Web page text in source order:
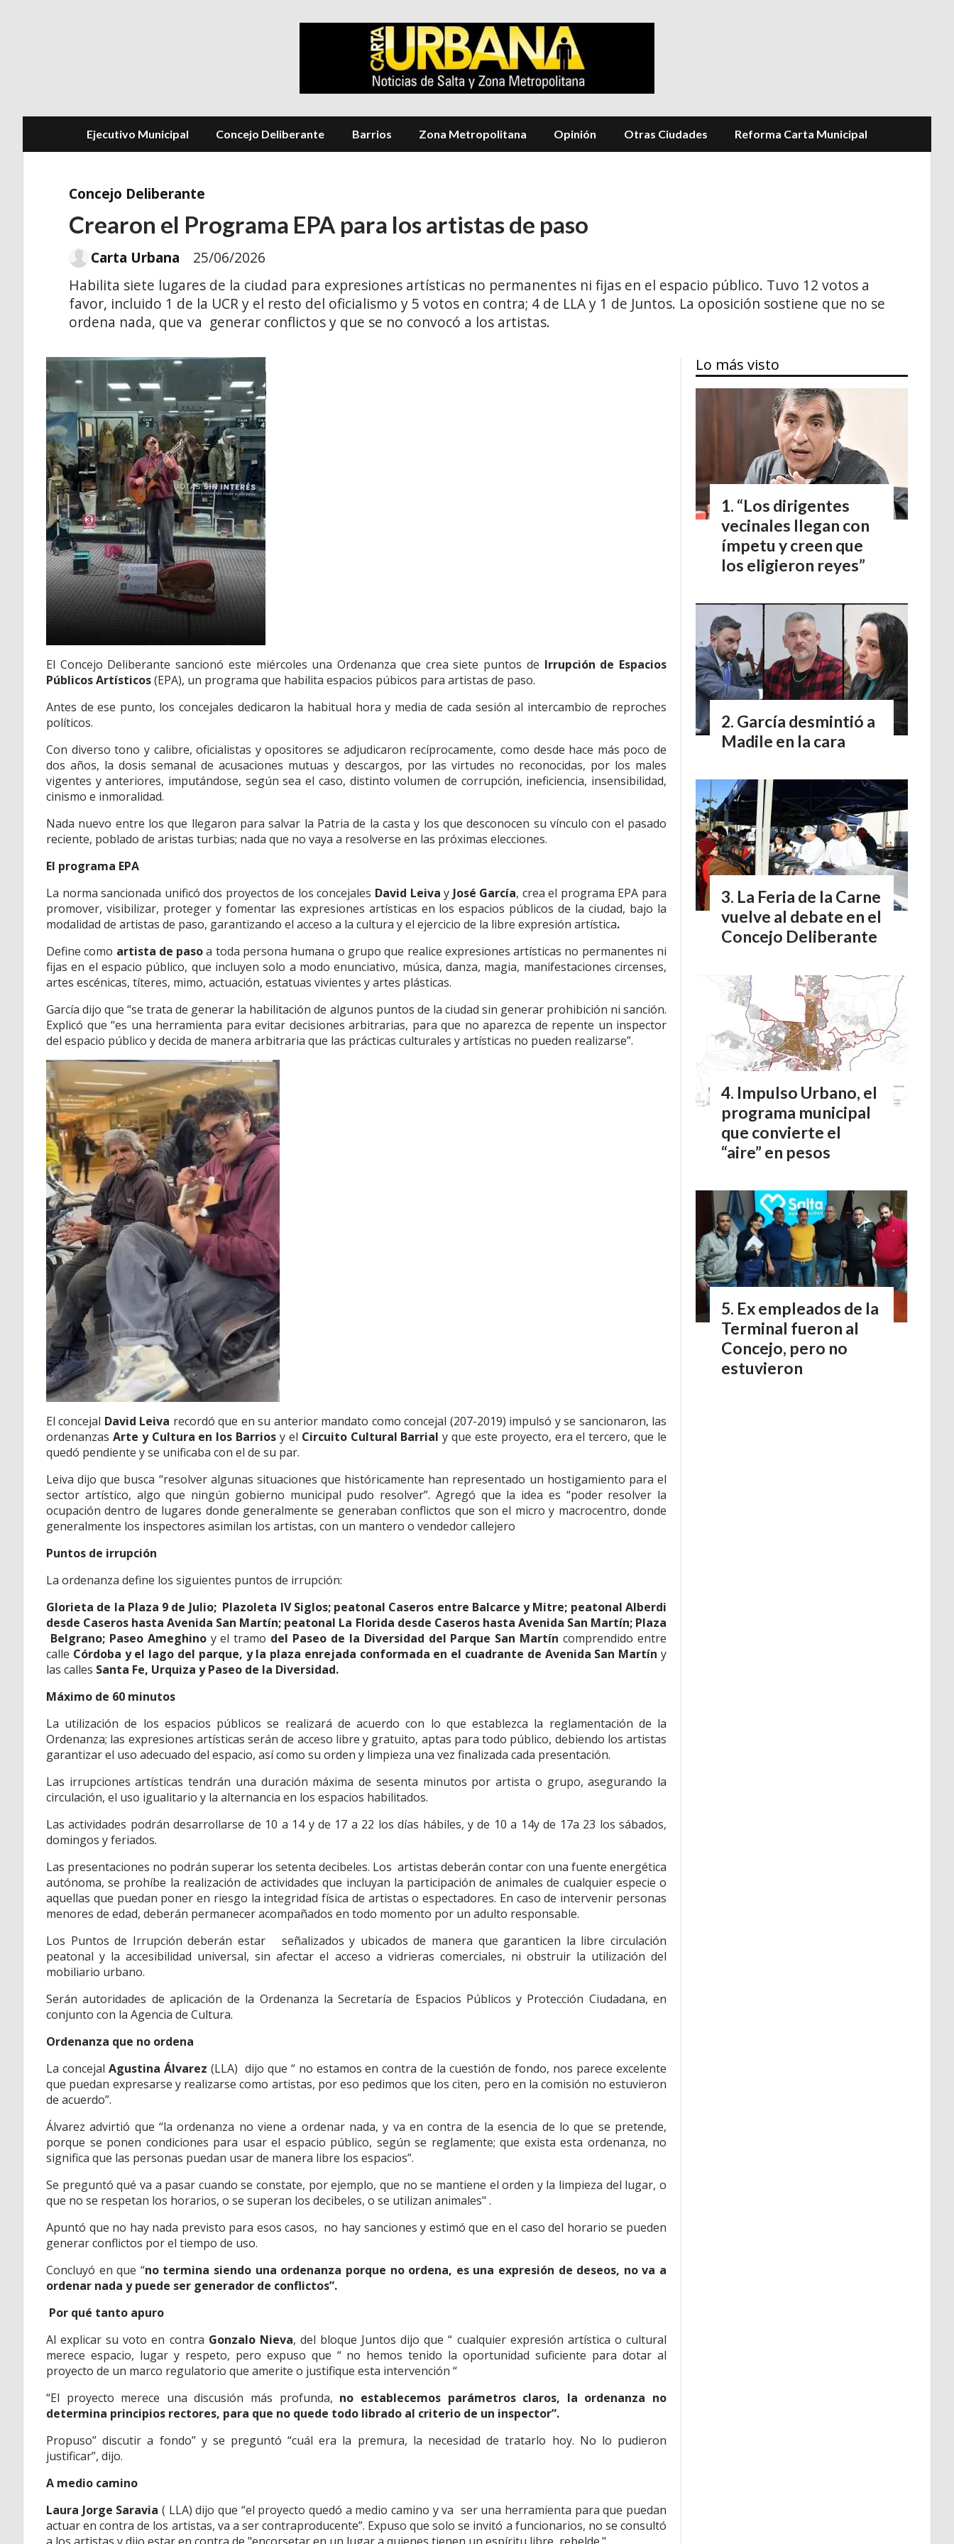
Ejecutivo Municipal Concejo Deliberante Barrios Zona Metropolitana Opinión Otras Ciudades Reforma Carta Municipal
Crearon el Programa EPA para los artistas de paso
Habilita siete lugares de la ciudad para expresiones artísticas no permanentes ni fijas en el espacio público. Tuvo 12 votos a
favor, incluido 1 de la UCR y el resto del oficialismo y 5 votos en contra; 4 de LLA y 1 de Juntos. La oposición sostiene que no se
ordena nada, que va generar conflictos y que se no convocó a los artistas.
Concejo Deliberante
25/06/2026
Carta Urbana
El Concejo Deliberante sancionó este miércoles una Ordenanza que crea siete puntos de Irrupción de Espacios
Públicos Artísticos(EPA), un programa que habilita espacios púbicos para artistas de paso.
Antes de ese punto, los concejales dedicaron la habitual hora y media de cada sesión al intercambio de reproches
políticos.
Con diverso tono y calibre, oficialistas y opositores se adjudicaron recíprocamente, como desde hace más poco de
dos años, la dosis semanal de acusaciones mutuas y descargos, por las virtudes no reconocidas, por los males
vigentes y anteriores, imputándose, según sea el caso, distinto volumen de corrupción, ineficiencia, insensibilidad,
cinismo e inmoralidad.
Nada nuevo entre los que llegaron para salvar la Patria de la casta y los que desconocen su vínculo con el pasado
reciente, poblado de aristas turbias; nada que no vaya a resolverse en las próximas elecciones.
El programa EPA
La norma sancionada unificó dos proyectos de los concejales David Leiva y José García, crea el programa EPA para
promover, visibilizar, proteger y fomentar las expresiones artísticas en los espacios públicos de la ciudad, bajo la
modalidad de artistas de paso, garantizando el acceso a la cultura y el ejercicio de la libre expresión artística.
Define como artista de pasoa toda persona humana o grupo que realice expresiones artísticas no permanentes ni
fijas en el espacio público, que incluyen solo a modo enunciativo, música, danza, magia, manifestaciones circenses,
artes escénicas, títeres, mimo, actuación, estatuas vivientes y artes plásticas.
García dijo que “se trata de generar la habilitación de algunos puntos de la ciudad sin generar prohibición ni sanción.
Explicó que “es una herramienta para evitar decisiones arbitrarias, para que no aparezca de repente un inspector
del espacio público y decida de manera arbitraria que las prácticas culturales y artísticas no pueden realizarse”.
El concejal David Leiva recordó que en su anterior mandato como concejal (207-2019) impulsó y se sancionaron, las
ordenanzas Arte y Cultura en los Barrios y el Circuito Cultural Barrial y que este proyecto, era el tercero, que le
quedó pendiente y se unificaba con el de su par.
Leiva dijo que busca “resolver algunas situaciones que históricamente han representado un hostigamiento para el
sector artístico, algo que ningún gobierno municipal pudo resolver”. Agregó que la idea es “poder resolver la
ocupación dentro de lugares donde generalmente se generaban conflictos que son el micro y macrocentro, donde
generalmente los inspectores asimilan los artistas, con un mantero o vendedor callejero
Puntos de irrupción
La ordenanza define los siguientes puntos de irrupción:
Glorieta de la Plaza 9 de Julio; Plazoleta IV Siglos; peatonal Caseros entre Balcarce y Mitre; peatonal Alberdi
desde Caseros hasta Avenida San Martín; peatonal La Florida desde Caseros hasta Avenida San Martín; Plaza
Belgrano; Paseo Ameghino y el tramo del Paseo de la Diversidad del Parque San Martíncomprendido entre
calle Córdoba y el lago del parque, y la plaza enrejada conformada en el cuadrante de Avenida San Martín y
las calles Santa Fe, Urquiza y Paseo de la Diversidad.
Máximo de 60 minutos
La utilización de los espacios públicos se realizará de acuerdo con lo que establezca la reglamentación de la
Ordenanza; las expresiones artísticas serán de acceso libre y gratuito, aptas para todo público, debiendo los artistas
garantizar el uso adecuado del espacio, así como su orden y limpieza una vez finalizada cada presentación.
Las irrupciones artísticas tendrán una duración máxima de sesenta minutos por artista o grupo, asegurando la
circulación, el uso igualitario y la alternancia en los espacios habilitados.
Las actividades podrán desarrollarse de 10 a 14 y de 17 a 22 los días hábiles, y de 10 a 14y de 17a 23 los sábados,
domingos y feriados.
Las presentaciones no podrán superar los setenta decibeles. Los artistas deberán contar con una fuente energética
autónoma, se prohíbe la realización de actividades que incluyan la participación de animales de cualquier especie o
aquellas que puedan poner en riesgo la integridad física de artistas o espectadores. En caso de intervenir personas
menores de edad, deberán permanecer acompañados en todo momento por un adulto responsable.
Los Puntos de Irrupción deberán estar señalizados y ubicados de manera que garanticen la libre circulación
peatonal y la accesibilidad universal, sin afectar el acceso a vidrieras comerciales, ni obstruir la utilización del
mobiliario urbano.
Serán autoridades de aplicación de la Ordenanza la Secretaría de Espacios Públicos y Protección Ciudadana, en
conjunto con la Agencia de Cultura.
Ordenanza que no ordena
La concejal Agustina Álvarez (LLA) dijo que “ no estamos en contra de la cuestión de fondo, nos parece excelente
que puedan expresarse y realizarse como artistas, por eso pedimos que los citen, pero en la comisión no estuvieron
de acuerdo”.
Álvarez advirtió que “la ordenanza no viene a ordenar nada, y va en contra de la esencia de lo que se pretende,
porque se ponen condiciones para usar el espacio público, según se reglamente; que exista esta ordenanza, no
significa que las personas puedan usar de manera libre los espacios”.
Se preguntó qué va a pasar cuando se constate, por ejemplo, que no se mantiene el orden y la limpieza del lugar, o
que no se respetan los horarios, o se superan los decibeles, o se utilizan animales" .
Apuntó que no hay nada previsto para esos casos, no hay sanciones y estimó que en el caso del horario se pueden
generar conflictos por el tiempo de uso.
Concluyó en que “no termina siendo una ordenanza porque no ordena, es una expresión de deseos, no va a
ordenar nada y puede ser generador de conflictos”.
Por qué tanto apuro
Al explicar su voto en contra Gonzalo Nieva, del bloque Juntos dijo que “ cualquier expresión artística o cultural
merece espacio, lugar y respeto, pero expuso que “ no hemos tenido la oportunidad suficiente para dotar al
proyecto de un marco regulatorio que amerite o justifique esta intervención “
“El proyecto merece una discusión más profunda, no establecemos parámetros claros, la ordenanza no
determina principios rectores, para que no quede todo librado al criterio de un inspector”.
Propuso” discutir a fondo” y se preguntó “cuál era la premura, la necesidad de tratarlo hoy. No lo pudieron
justificar”, dijo.
A medio camino
Laura Jorge Saravia ( LLA) dijo que “el proyecto quedó a medio camino y va ser una herramienta para que puedan
actuar en contra de los artistas, va a ser contraproducente”. Expuso que solo se invitó a funcionarios, no se consultó
a los artistas y dijo estar en contra de "encorsetar en un lugar a quienes tienen un espíritu libre, rebelde."
Lo más visto
“Los dirigentes
vecinales llegan con
ímpetu y creen que
los eligieron reyes”
García desmintió a
Madile en la cara
La Feria de la Carne
vuelve al debate en el
Concejo Deliberante
Impulso Urbano, el
programa municipal
que convierte el
“aire” en pesos
Ex empleados de la
Terminal fueron al
Concejo, pero no
estuvieron